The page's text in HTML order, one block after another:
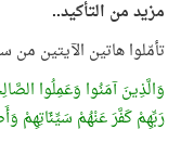
مزيد من التأكيد..
تأمّلوا هاتين الآيتين
وَالَّذِينَ آمَنُوا وَعَمِلُوا
رَبِّهِمْ كَفَّرَ عَنْهُمْ سَيِّئَاتِهِمْ